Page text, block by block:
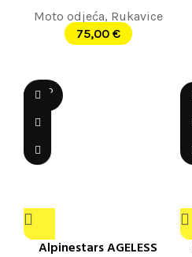
Moto odjeća, Rukavice
75,00 €
SOLD
OUT
Alpinestars AGELESS